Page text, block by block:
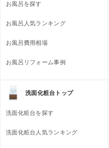
お風呂を探す
お風呂人気ランキング
お風呂費用相場
お風呂リフォーム事例
洗面化粧台トップ
洗面化粧台を探す
洗面化粧台人気ランキング